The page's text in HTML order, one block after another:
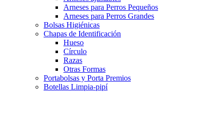
Arneses para Perros Pequeños
Arneses para Perros Grandes
Bolsas Higiénicas
Chapas de Identificación
Hueso
Círculo
Razas
Otras Formas
Portabolsas y Porta Premios
Botellas Limpia-pipí